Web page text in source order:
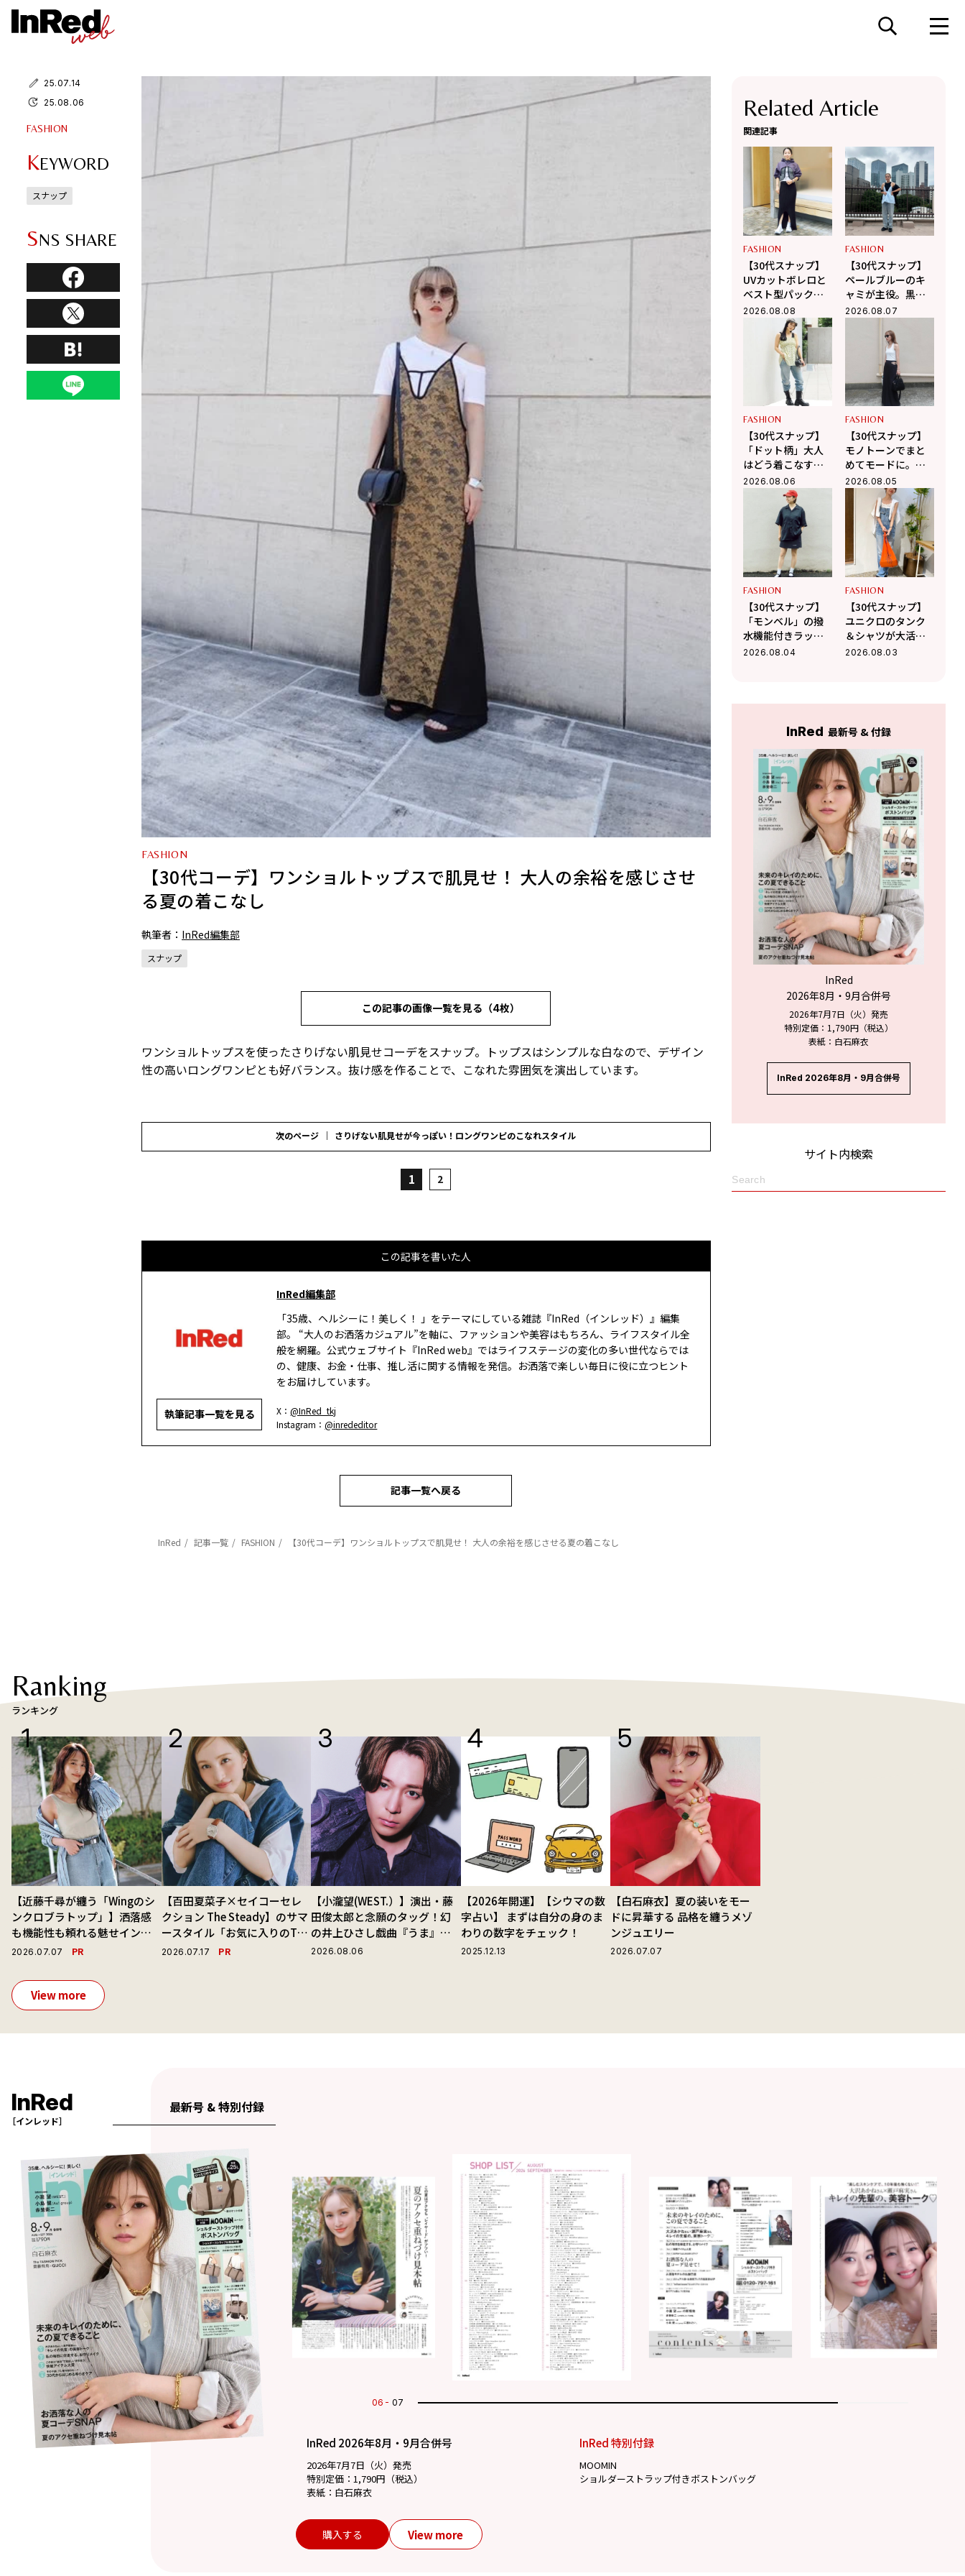
FASHION
【30代コーデ】ワンショルトップスで肌見せ！ 大人の余裕を感じさせ
る夏の着こなし
執筆者： InRed編集部
スナップ
この記事の画像一覧を見る（4枚）
ワンショルトップスを使ったさりげない肌見せコーデをスナップ。トップスはシンプルな白なので、デザイン
性の高いロングワンピとも好バランス。抜け感を作ることで、こなれた雰囲気を演出しています。
次のページ さりげない肌見せが今っぽい！ロングワンピのこなれスタイル
1 2
この記事を書いた人
執筆記事一覧を見る
InRed編集部
「35歳、ヘルシーに！美しく！ 」をテーマにしている雑誌『InRed（インレッド）』編集
部。 “大人のお洒落カジュアル”を軸に、ファッションや美容はもちろん、ライフスタイル全
般を網羅。公式ウェブサイト『InRed web』ではライフステージの変化の多い世代ならでは
の、健康、お金・仕事、推し活に関する情報を発信。お洒落で楽しい毎日に役に立つヒント
をお届けしています。
X：@InRed_tkj
Instagram：@inrededitor
記事一覧へ戻る
InRed 記事一覧 FASHION 【30代コーデ】ワンショルトップスで肌見せ！ 大人の余裕を感じさせる夏の着こなし
25.07.14
25.08.06
FASHION
KEYWORD
スナップ
SNS SHARE
Related Article
関連記事
FASHION
【30代スナップ】
UVカットボレロと
ベスト型パックを
レイヤード！
「ザ・ノース・フ
ェイス」で作る大
人カジュアル
2026.08.08
FASHION
【30代スナップ】
ペールブルーのキ
ャミが主役。黒多
めでスタイリング
したモードカジュ
2026.08.07
FASHION
【30代スナップ】
「ドット柄」大人
はどう着こなす？
黒の小物使いで辛
口に引き締めるバ
ランス学
2026.08.06
FASHION
【30代スナップ】
モノトーンでまと
めてモードに。適
度な肌見せで軽や
かに魅せる夏スタ
2026.08.05
FASHION
【30代スナップ】
「モンベル」の撥
水機能付きラップ
ショーツが主役！
2026.08.04
FASHION
【30代スナップ】
ユニクロのタンク
＆シャツが大活
躍！ デニムオーバ
2026.08.03
InRed 最新号 & 付録
InRed
2026年8月・9月合併号
2026年7月7日（火）発売
特別定価：1,790円（税込）
表紙：白石麻衣
InRed 2026年8月・9月合併号
サイト内検索
Ranking
ランキング
【近藤千尋が纏う「Wingのシ
ンクロブラトップ」】洒落感
も機能性も頼れる魅せインナ
ーで毎日を心地よくアプデ！
2026.07.07 PR
【百田夏菜子×セイコーセレ
クション The Steady】のサマ
ースタイル「お気に入りのTシ
ャツと最高の時計と。」
2026.07.17 PR
【小瀧望(WEST.）】演出・藤
田俊太郎と念願のタッグ！幻
の井上ひさし戯曲『うま』で
演じる“爽快な悪人”の魅力と
2026.08.06
【2026年開運】【シウマの数
字占い】 まずは自分の身のま
わりの数字をチェック！
2025.12.13
【白石麻衣】夏の装いをモー
ドに昇華する 品格を纏うメゾ
ンジュエリー
2026.07.07
View more
InRed
［インレッド］
最新号 & 特別付録
07 07
InRed 2026年8月・9月合併号
2026年7月7日（火）発売
特別定価：1,790円（税込）
表紙：白石麻衣
InRed 特別付録
MOOMIN
ショルダーストラップ付きボストンバッグ
購入する View more